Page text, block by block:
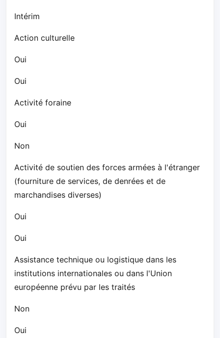
Intérim
Action culturelle
Oui
Oui
Activité foraine
Oui
Non
Activité de soutien des forces armées à l'étranger
(fourniture de services, de denrées et de
marchandises diverses)
Oui
Oui
Assistance technique ou logistique dans les
institutions internationales ou dans l'Union
européenne prévu par les traités
Non
Oui